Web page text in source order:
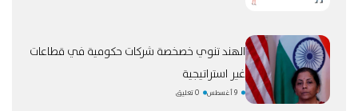
الهند تنوي خصخصة شركات حكومية في قطاعات
غير استراتيجية
9 أغسطس 0 تعليق